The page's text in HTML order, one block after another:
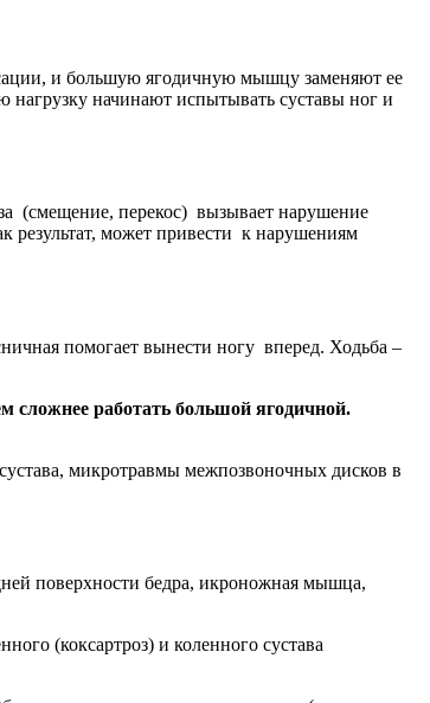
и большую ягодичную мышцу заменяют ее
начинают испытывать суставы ног и
(смещение, перекос) вызывает нарушение
результат, может привести к нарушениям
помогает вынести ногу вперед. Ходьба –
работать большой ягодичной.
микротравмы межпозвоночных дисков в
поверхности бедра, икроножная мышца,
(коксартроз) и коленного сустава